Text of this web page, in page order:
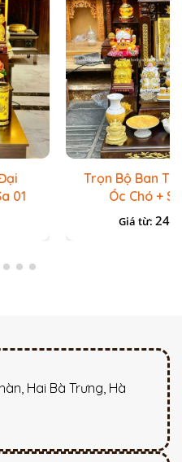
01
Trọn Bộ Ban
Óc Chó +
Giá từ:
Hai Bà Trưng, Hà